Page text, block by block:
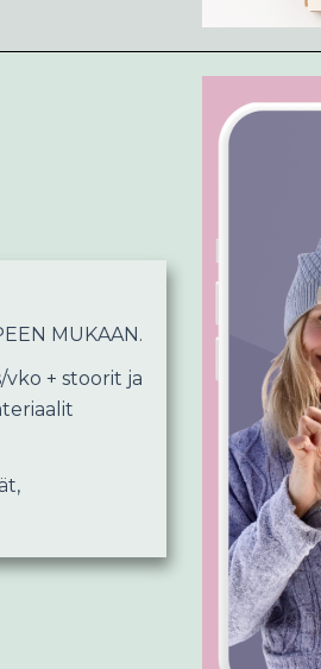
MUKAAN.
+ stoorit ja